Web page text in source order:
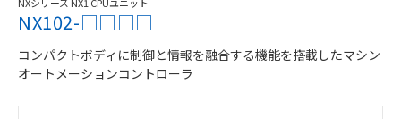
NX102-□□□□
コンパクトボディに制御と情報を融合する機能を搭載したマシン
オートメーションコントローラ